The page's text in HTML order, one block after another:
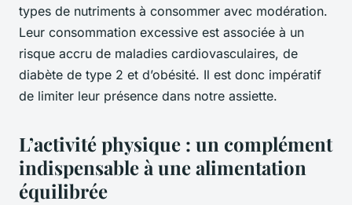
types de nutriments à consommer avec modération.
Leur consommation excessive est associée à un
risque accru de maladies cardiovasculaires, de
diabète de type 2 et d’obésité. Il est donc impératif
de limiter leur présence dans notre assiette.
L’activité physique : un complément
indispensable à une alimentation
équilibrée